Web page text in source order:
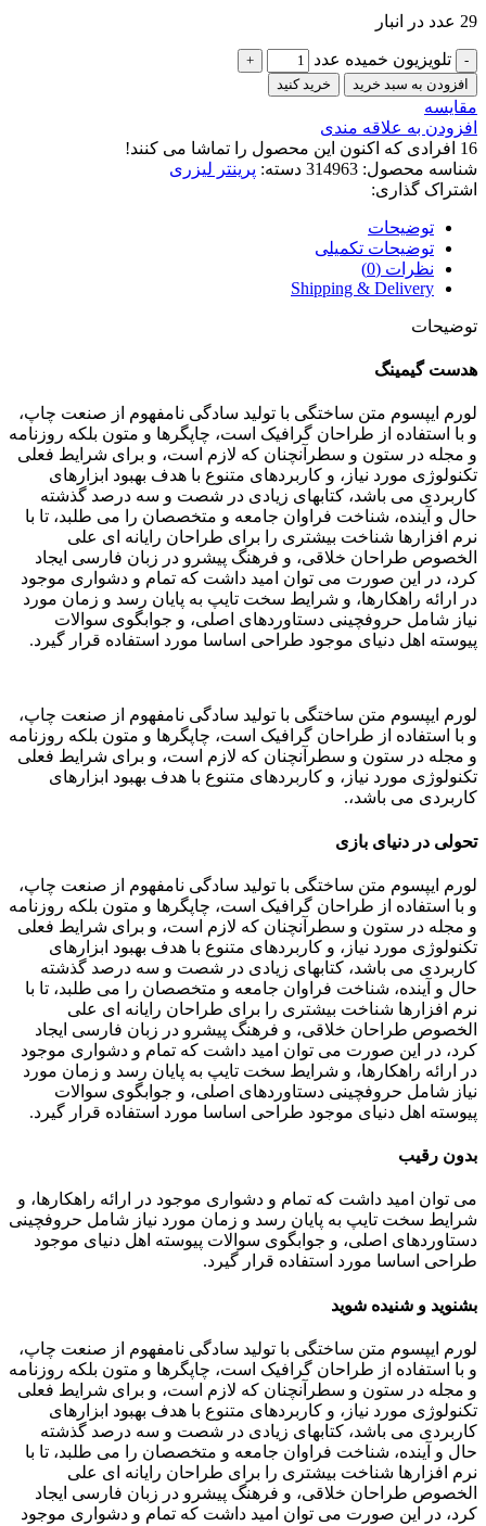
29 عدد در انبار
تلویزیون خمیده عدد
افزودن به سبد خرید خرید کنید
مقايسه
افزودن به علاقه مندی
16 افرادی که اکنون این محصول را تماشا می کنند!
شناسه محصول: 314963 دسته: پرینتر لیزری
اشتراک گذاری:
توضیحات
توضیحات تکمیلی
نظرات (0)
Shipping & Delivery
توضیحات
هدست گیمینگ
لورم ایپسوم متن ساختگی با تولید سادگی نامفهوم از صنعت چاپ،
و با استفاده از طراحان گرافیک است، چاپگرها و متون بلکه روزنامه
و مجله در ستون و سطرآنچنان که لازم است، و برای شرایط فعلی
تکنولوژی مورد نیاز، و کاربردهای متنوع با هدف بهبود ابزارهای
کاربردی می باشد، کتابهای زیادی در شصت و سه درصد گذشته
حال و آینده، شناخت فراوان جامعه و متخصصان را می طلبد، تا با
نرم افزارها شناخت بیشتری را برای طراحان رایانه ای علی
الخصوص طراحان خلاقی، و فرهنگ پیشرو در زبان فارسی ایجاد
کرد، در این صورت می توان امید داشت که تمام و دشواری موجود
در ارائه راهکارها، و شرایط سخت تایپ به پایان رسد و زمان مورد
نیاز شامل حروفچینی دستاوردهای اصلی، و جوابگوی سوالات
پیوسته اهل دنیای موجود طراحی اساسا مورد استفاده قرار گیرد.
لورم ایپسوم متن ساختگی با تولید سادگی نامفهوم از صنعت چاپ،
و با استفاده از طراحان گرافیک است، چاپگرها و متون بلکه روزنامه
و مجله در ستون و سطرآنچنان که لازم است، و برای شرایط فعلی
تکنولوژی مورد نیاز، و کاربردهای متنوع با هدف بهبود ابزارهای
کاربردی می باشد،.
تحولی در دنیای بازی
لورم ایپسوم متن ساختگی با تولید سادگی نامفهوم از صنعت چاپ،
و با استفاده از طراحان گرافیک است، چاپگرها و متون بلکه روزنامه
و مجله در ستون و سطرآنچنان که لازم است، و برای شرایط فعلی
تکنولوژی مورد نیاز، و کاربردهای متنوع با هدف بهبود ابزارهای
کاربردی می باشد، کتابهای زیادی در شصت و سه درصد گذشته
حال و آینده، شناخت فراوان جامعه و متخصصان را می طلبد، تا با
نرم افزارها شناخت بیشتری را برای طراحان رایانه ای علی
الخصوص طراحان خلاقی، و فرهنگ پیشرو در زبان فارسی ایجاد
کرد، در این صورت می توان امید داشت که تمام و دشواری موجود
در ارائه راهکارها، و شرایط سخت تایپ به پایان رسد و زمان مورد
نیاز شامل حروفچینی دستاوردهای اصلی، و جوابگوی سوالات
پیوسته اهل دنیای موجود طراحی اساسا مورد استفاده قرار گیرد.
بدون رقیب
می توان امید داشت که تمام و دشواری موجود در ارائه راهکارها، و
شرایط سخت تایپ به پایان رسد و زمان مورد نیاز شامل حروفچینی
دستاوردهای اصلی، و جوابگوی سوالات پیوسته اهل دنیای موجود
طراحی اساسا مورد استفاده قرار گیرد.
بشنوید و شنیده شوید
لورم ایپسوم متن ساختگی با تولید سادگی نامفهوم از صنعت چاپ،
و با استفاده از طراحان گرافیک است، چاپگرها و متون بلکه روزنامه
و مجله در ستون و سطرآنچنان که لازم است، و برای شرایط فعلی
تکنولوژی مورد نیاز، و کاربردهای متنوع با هدف بهبود ابزارهای
کاربردی می باشد، کتابهای زیادی در شصت و سه درصد گذشته
حال و آینده، شناخت فراوان جامعه و متخصصان را می طلبد، تا با
نرم افزارها شناخت بیشتری را برای طراحان رایانه ای علی
الخصوص طراحان خلاقی، و فرهنگ پیشرو در زبان فارسی ایجاد
کرد، در این صورت می توان امید داشت که تمام و دشواری موجود